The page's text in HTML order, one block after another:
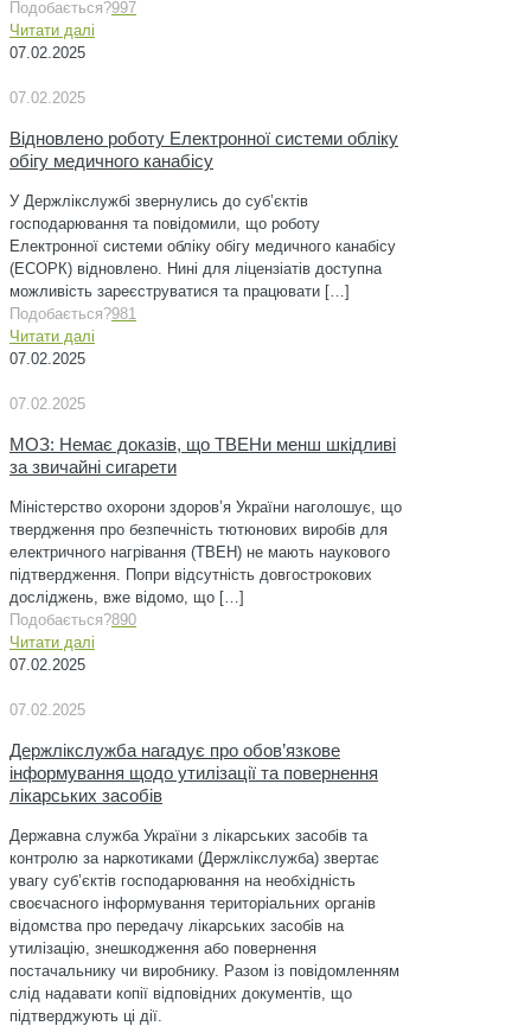
Подобається?997
Читати далі
07.02.2025
07.02.2025
Відновлено роботу Електронної системи обліку
обігу медичного канабісу
У Держлікслужбі звернулись до суб’єктів
господарювання та повідомили, що роботу
Електронної системи обліку обігу медичного канабісу
(ЕСОРК) відновлено. Нині для ліцензіатів доступна
можливість зареєструватися та працювати […]
Подобається?981
Читати далі
07.02.2025
07.02.2025
МОЗ: Немає доказів, що ТВЕНи менш шкідливі
за звичайні сигарети
Міністерство охорони здоров’я України наголошує, що
твердження про безпечність тютюнових виробів для
електричного нагрівання (ТВЕН) не мають наукового
підтвердження. Попри відсутність довгострокових
досліджень, вже відомо, що […]
Подобається?890
Читати далі
07.02.2025
07.02.2025
Держлікслужба нагадує про обов’язкове
інформування щодо утилізації та повернення
лікарських засобів
Державна служба України з лікарських засобів та
контролю за наркотиками (Держлікслужба) звертає
увагу суб’єктів господарювання на необхідність
своєчасного інформування територіальних органів
відомства про передачу лікарських засобів на
утилізацію, знешкодження або повернення
постачальнику чи виробнику. Разом із повідомленням
слід надавати копії відповідних документів, що
підтверджують ці дії.